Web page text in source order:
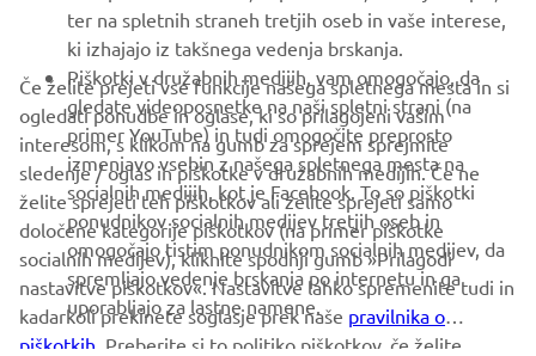
Med prvimi prejmite novice o najnovejših ponudbah, posebnih
dogodkih, novih izdajah in še veliko več
NAROČI SE
Preberite našo Politiko zasebnosti, da izveste, kako obdelujemo
vaše osebne podatke: Pravilnik o Zasebnosti
Slovenia (Slovenian)
ter na spletnih straneh tretjih oseb in vaše interese,
ki izhajajo iz takšnega vedenja brskanja.
Piškotki v družabnih medijih, vam omogočajo, da
gledate videoposnetke na naši spletni strani (na
primer YouTube) in tudi omogočite preprosto
izmenjavo vsebin z našega spletnega mesta na
socialnih medijih, kot je Facebook. To so piškotki
ponudnikov socialnih medijev tretjih oseb in
omogočajo tistim ponudnikom socialnih medijev, da
spremljajo vedenje brskanja po internetu in ga
uporabljajo za lastne namene.
Če želite prejeti vse funkcije našega spletnega mesta in si
ogledati ponudbe in oglase, ki so prilagojeni vašim
interesom, s klikom na gumb za sprejem sprejmite
sledenje / oglas in piškotke v družabnih medijih. Če ne
želite sprejeti teh piškotkov ali želite sprejeti samo
določene kategorije piškotkov (na primer piškotke
socialnih medijev), kliknite spodnji gumb »Prilagodi
nastavitve piškotkov«. Nastavitve lahko spremenite tudi in
kadarkoli prekinete soglasje prek naše pravilnika o
piškotkih . Preberite si to politiko piškotkov, če želite